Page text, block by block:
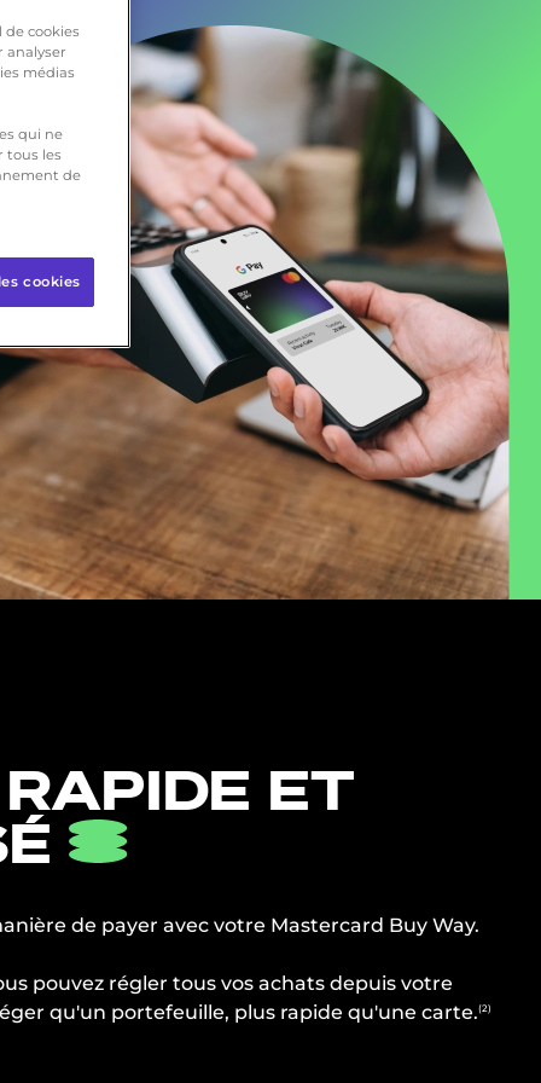
ET
de payer avec votre Mastercard Buy Way.
pouvez régler tous vos achats depuis votre
qu'un portefeuille, plus rapide qu'une carte.(2)
de cookies
analyser
médias
qui ne
tous les
de
cookies